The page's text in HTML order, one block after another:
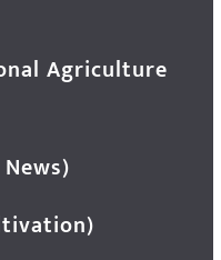
Agriculture